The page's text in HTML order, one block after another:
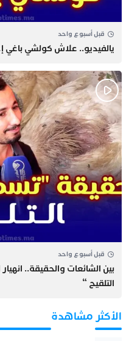
قبل أسبوع واحد
يالفيديو.. علاش كولشي باغي
قبل أسبوع واحد
بين الشائعات والحقيقة..
التلقيح “
الأكثر مشاهدة